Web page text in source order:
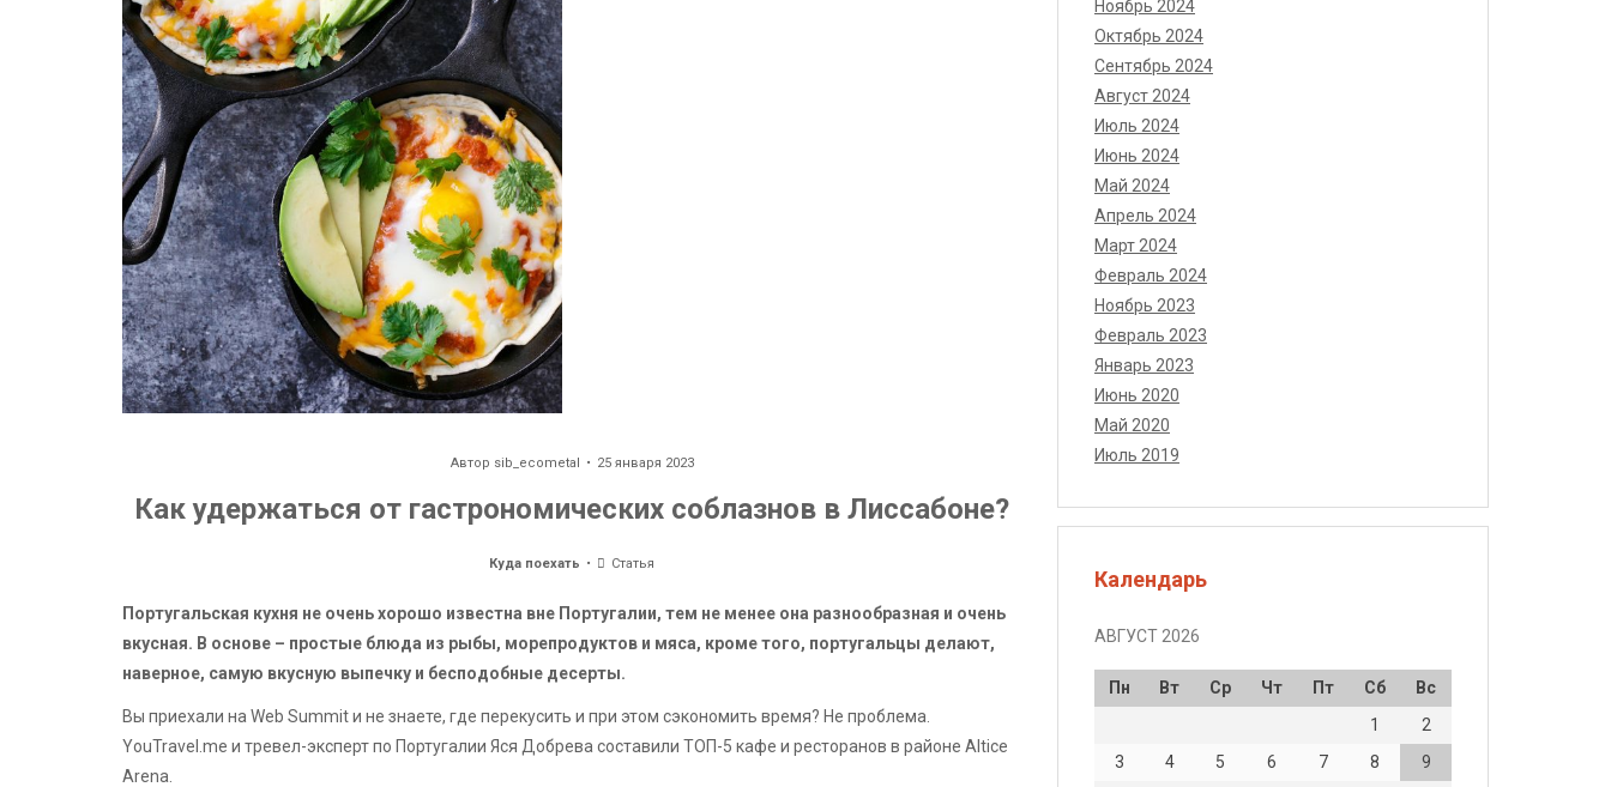
Автор sib_ecometal 25 января 2023
Как удержаться от гастрономических соблазнов в Лиссабоне?
Куда поехать Статья
Португальская кухня не очень хорошо известна вне Португалии, тем не менее она разнообразная и очень
вкусная. В основе – простые блюда из рыбы, морепродуктов и мяса, кроме того, португальцы делают,
наверное, самую вкусную выпечку и бесподобные десерты.
Вы приехали на Web Summit и не знаете, где перекусить и при этом сэкономить время? Не проблема.
YouTravel.me и тревел-эксперт по Португалии Яся Добрева составили ТОП-5 кафе и ресторанов в районе Altice
Arena.
Ноябрь 2024
Октябрь 2024
Сентябрь 2024
Август 2024
Июль 2024
Июнь 2024
Май 2024
Апрель 2024
Март 2024
Февраль 2024
Ноябрь 2023
Февраль 2023
Январь 2023
Июнь 2020
Май 2020
Июль 2019
Календарь
АВГУСТ 2026
Пн Вт Ср Чт Пт Сб
Вс
1
2
3
4 5 6 7 8
9